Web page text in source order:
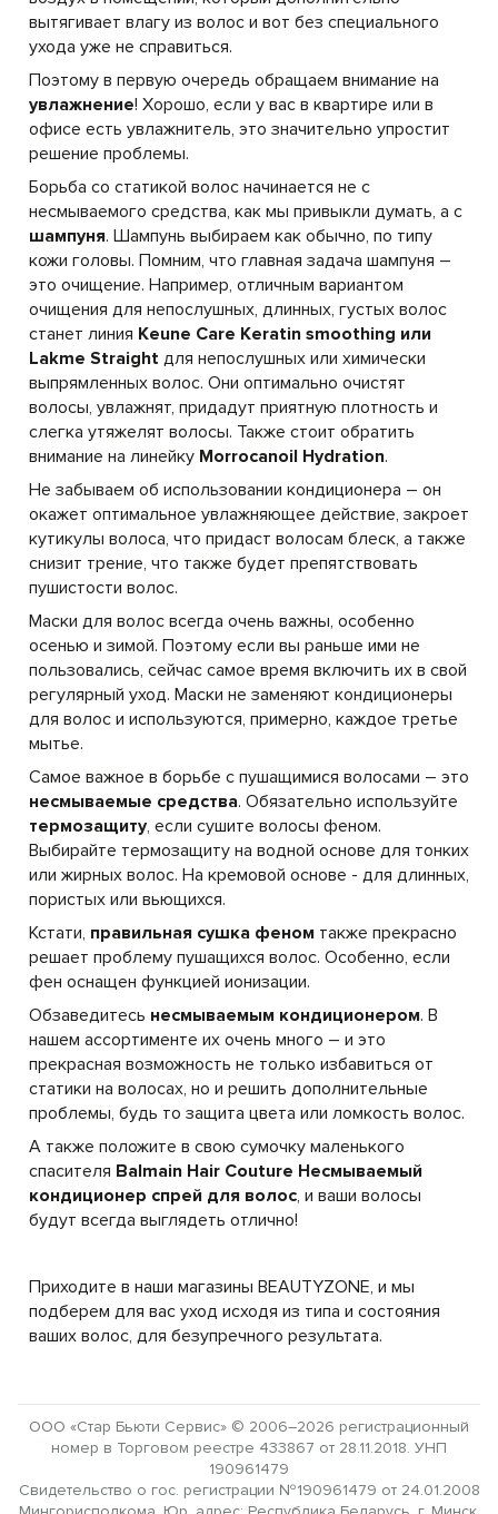
вытягивает влагу из волос и вот без специального
ухода уже не справиться.
Поэтому в первую очередь обращаем внимание на
увлажнение! Хорошо, если у вас в квартире или в
офисе есть увлажнитель, это значительно упростит
решение проблемы.
Борьба со статикой волос начинается не с
несмываемого средства, как мы привыкли думать, а с
шампуня. Шампунь выбираем как обычно, по типу
кожи головы. Помним, что главная задача шампуня –
это очищение. Например, отличным вариантом
очищения для непослушных, длинных, густых волос
станет линия Keune Care Keratin smoothing или
Lakme Straight для непослушных или химически
выпрямленных волос. Они оптимально очистят
волосы, увлажнят, придадут приятную плотность и
слегка утяжелят волосы. Также стоит обратить
внимание на линейку Morrocanoil Hydration.
Не забываем об использовании кондиционера – он
окажет оптимальное увлажняющее действие, закроет
кутикулы волоса, что придаст волосам блеск, а также
снизит трение, что также будет препятствовать
пушистости волос.
Маски для волос всегда очень важны, особенно
осенью и зимой. Поэтому если вы раньше ими не
пользовались, сейчас самое время включить их в свой
регулярный уход. Маски не заменяют кондиционеры
для волос и используются, примерно, каждое третье
мытье.
Самое важное в борьбе с пушащимися волосами – это
несмываемые средства. Обязательно используйте
термозащиту, если сушите волосы феном.
Выбирайте термозащиту на водной основе для тонких
или жирных волос. На кремовой основе - для длинных,
пористых или вьющихся.
Кстати, правильная сушка феном также прекрасно
решает проблему пушащихся волос. Особенно, если
фен оснащен функцией ионизации.
Обзаведитесь несмываемым кондиционером. В
нашем ассортименте их очень много – и это
прекрасная возможность не только избавиться от
статики на волосах, но и решить дополнительные
проблемы, будь то защита цвета или ломкость волос.
А также положите в свою сумочку маленького
спасителя Balmain Hair Couture Несмываемый
кондиционер спрей для волос, и ваши волосы
будут всегда выглядеть отлично!
Приходите в наши магазины BEAUTYZONE, и мы
подберем для вас уход исходя из типа и состояния
ваших волос, для безупречного результата.
ООО «Стар Бьюти Сервис» © 2006–2026 регистрационный
номер в Торговом реестре 433867 от 28.11.2018. УНП
190961479
Свидетельство о гос. регистрации №190961479 от 24.01.2008